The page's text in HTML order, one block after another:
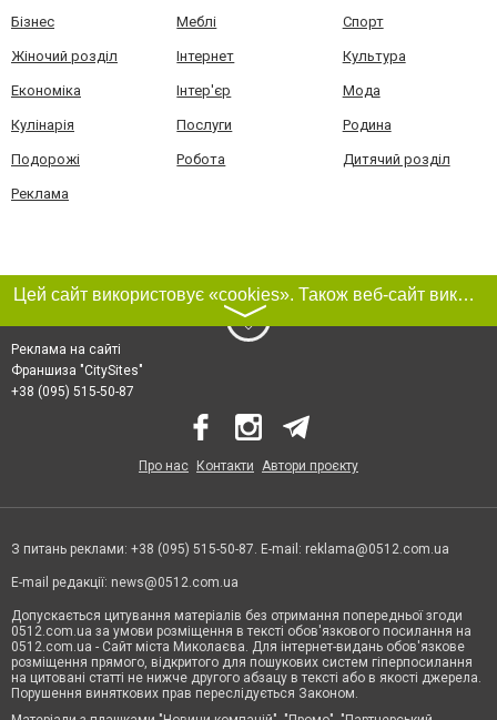
Бізнес Меблі Спорт
Жіночий розділ Інтернет Культура
Економіка Інтер'єр Мода
Кулінарія Послуги Родина
Подорожі Робота Дитячий розділ
Реклама
Цей сайт використовує «cookies». Також веб-сайт використовує інтернет-сервіс для збору технічних даних стосовно відвідувачів з метою отримання маркетингової та статистичної інформації. Умови обробки даних відвідувачів сайту див.
〉
Реклама на сайті
Франшиза "CitySites"
+38 (095) 515-50-87
Про нас Контакти Автори проєкту
З питань реклами: +38 (095) 515-50-87. E-mail: reklama@0512.com.ua
E-mail редакції: news@0512.com.ua
Допускається цитування матеріалів без отримання попередньої згоди
0512.com.ua за умови розміщення в тексті обов'язкового посилання на
0512.com.ua - Сайт міста Миколаєва. Для інтернет-видань обов'язкове
розміщення прямого, відкритого для пошукових систем гіперпосилання
на цитовані статті не нижче другого абзацу в тексті або в якості джерела.
Порушення виняткових прав переслідується Законом.